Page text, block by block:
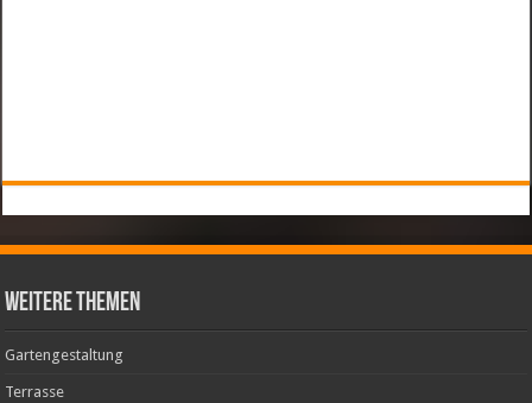
weitere Themen
Gartengestaltung
Terrasse